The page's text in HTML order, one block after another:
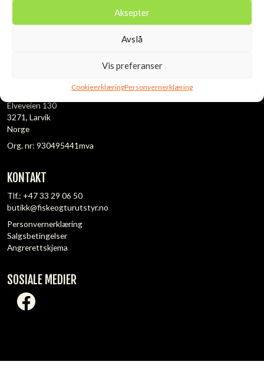
Aksepter
Avslå
Vis preferanser
CookieerklæringPersonvernerklæring
Fiske- og Turutstyr AS
Elveveien 130
3271, Larvik
Norge
Org. nr: 930495441mva
KONTAKT
Tlf.: +47 33 29 06 50
butikk@fiskeogturutstyr.no
Personvernerklæring
Salgsbetingelser
Angrerettskjema
SOSIALE MEDIER